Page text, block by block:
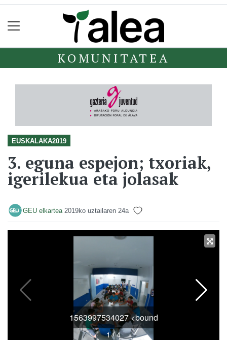
KOMUNITATEA
EUSKALAKA2019
3. eguna espejon; txoriak,
igerilekua eta jolasak
GEU elkartea 2019ko uztailaren 24a